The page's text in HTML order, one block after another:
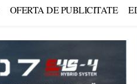
OFERTA DE PUBLICITATE